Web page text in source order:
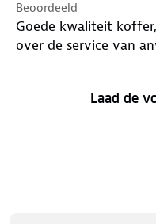
Beoordeeld
Goede kwaliteit
over de service van
Laad de